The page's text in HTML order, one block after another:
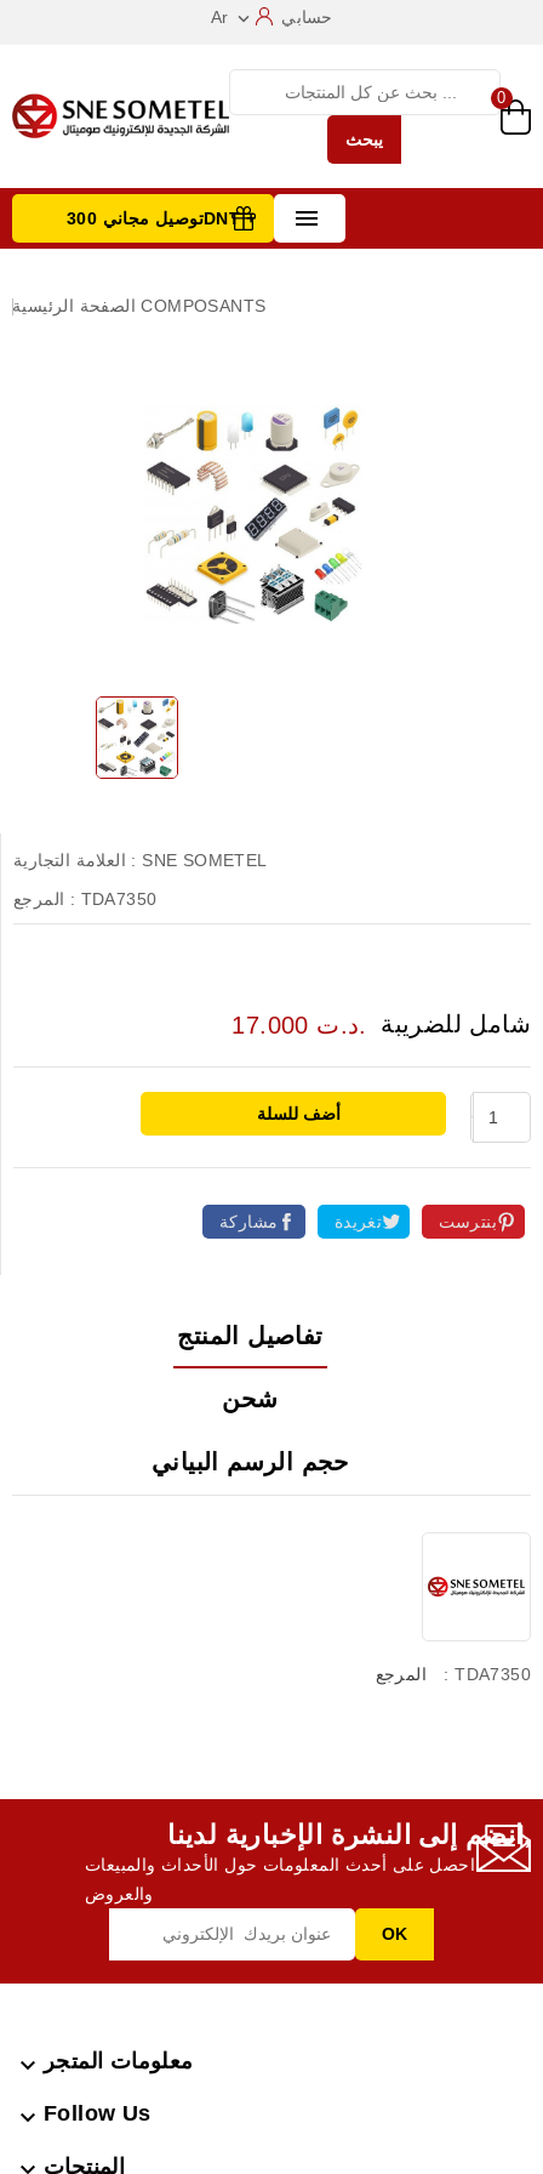
Ar  حسابي
يبحث
0
 توصيل مجاني 300DNT +
الصفحة الرئيسية COMPOSANTS
العلامة التجارية : SNE SOMETEL
المرجع : TDA7350
17.000 د.ت. شامل للضريبة
أضف للسلة
مشاركة تغريدة بنترست
تفاصيل المنتج
شحن
حجم الرسم البياني
المرجع : TDA7350
انضم إلى النشرة الإخبارية لدينا,
احصل على أحدث المعلومات حول الأحداث والمبيعات
والعروض
معلومات المتجر 
Follow Us

المنتجات